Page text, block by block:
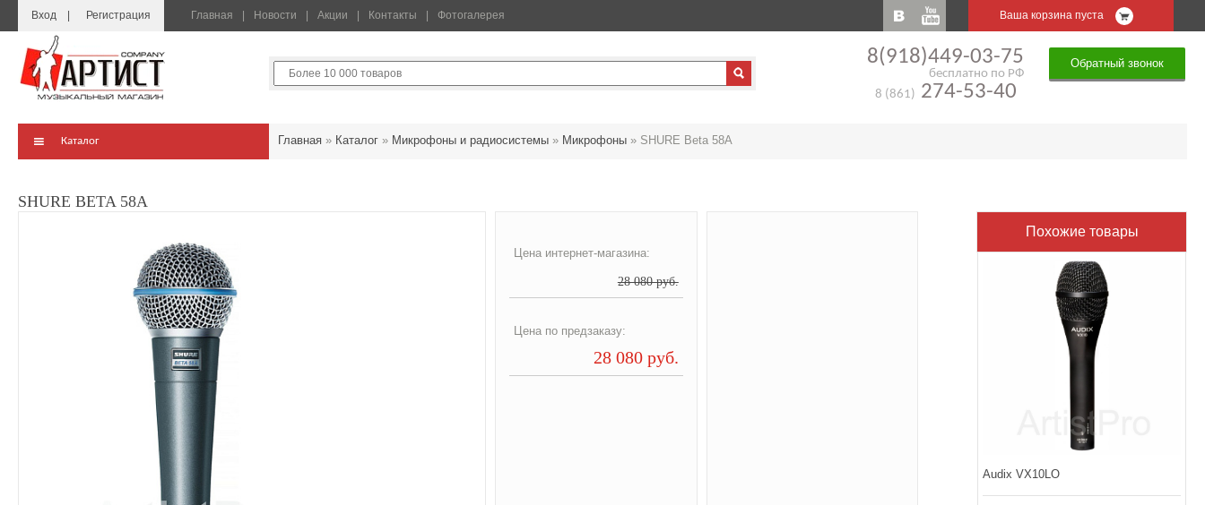
Вход Регистрация Главная Новости Акции Контакты Фотогалерея Ваша корзина пуста
8(918)449-03-75
бесплатно по РФ
8 (861) 274-53-40
Обратный звонок
Каталог Главная » Каталог » Микрофоны и радиосистемы » Микрофоны » SHURE Beta 58A
SHURE BETA 58A
Цена интернет-магазина:
28 080 руб.
Цена по предзаказу:
28 080 руб.
Похожие товары
Audix VX10LO